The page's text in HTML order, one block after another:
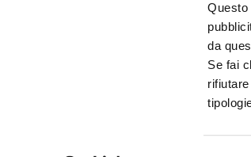
Questo
da
Se fai
VITA IN
© 2026 - Tutti i
Edizioni
Via Bencivenga-
37133 Verona - Italia
Partita iva: